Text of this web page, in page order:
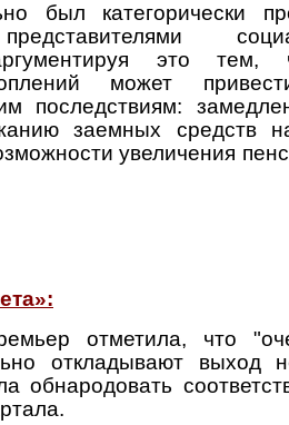
был категорически
это тем,
может
последствиям:
заемных средств
увеличения
отметила, что
откладывают выход
обнародовать